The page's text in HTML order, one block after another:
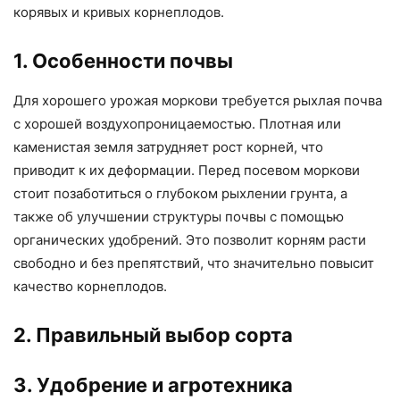
корявых и кривых корнеплодов.
1. Особенности почвы
Для хорошего урожая моркови требуется рыхлая почва
с хорошей воздухопроницаемостью. Плотная или
каменистая земля затрудняет рост корней, что
приводит к их деформации. Перед посевом моркови
стоит позаботиться о глубоком рыхлении грунта, а
также об улучшении структуры почвы с помощью
органических удобрений. Это позволит корням расти
свободно и без препятствий, что значительно повысит
качество корнеплодов.
2. Правильный выбор сорта
3. Удобрение и агротехника